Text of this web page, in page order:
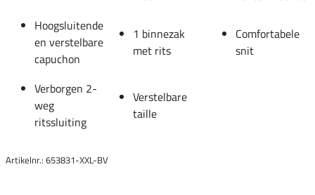
Hoogsluitende
en verstelbare
capuchon
1 binnezak
met rits
Comfortabele
snit
Verborgen 2-
weg
ritssluiting
Verstelbare
taille
Artikelnr.: 653831-XXL-BV